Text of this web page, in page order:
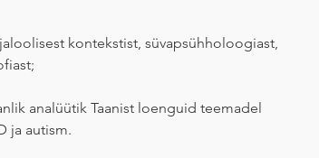
kontekstist, süvapsühholoogiast,
analüütik Taanist loenguid teemadel
ja autism.